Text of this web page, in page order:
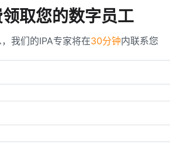
取您的数字员工
我们的IPA专家将在30分钟内联系您